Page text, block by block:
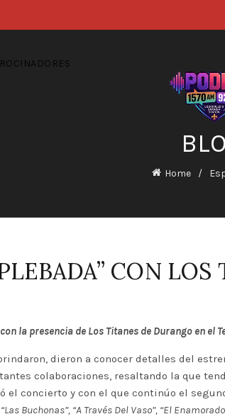
Home
CON
la presencia de Los Titanes de Durango en el
dieron a conocer detalles del
colaboraciones, resaltando la que
el concierto y con el que continúo el
“Las Buchonas”, “A Través Del Vaso”, “El